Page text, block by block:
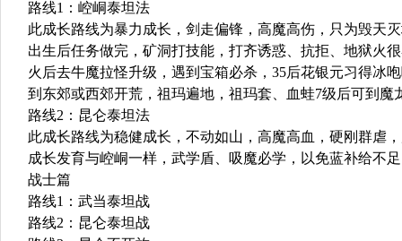
路线1：崆峒泰坦法
此成长路线为暴力成长，剑走偏锋，高魔高伤，只为毁天
出生后任务做完，矿洞打技能，打齐诱惑、抗拒、地狱火
火后去牛魔拉怪升级，遇到宝箱必杀，35后花银元习得冰
到东郊或西郊开荒，祖玛遍地，祖玛套、血蛙7级后可到
路线2：昆仑泰坦法
此成长路线为稳健成长，不动如山，高魔高血，硬刚群虐
成长发育与崆峒一样，武学盾、吸魔必学，以免蓝补给不
战士篇
路线1：武当泰坦战
路线2：昆仑泰坦战